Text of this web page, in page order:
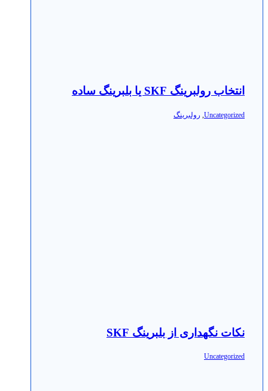
انتخاب رولبرینگ SKF یا بلبرینگ ساده
Uncategorized
, رولبرینگ
نکات نگهداری از بلبرینگ SKF
Uncategorized